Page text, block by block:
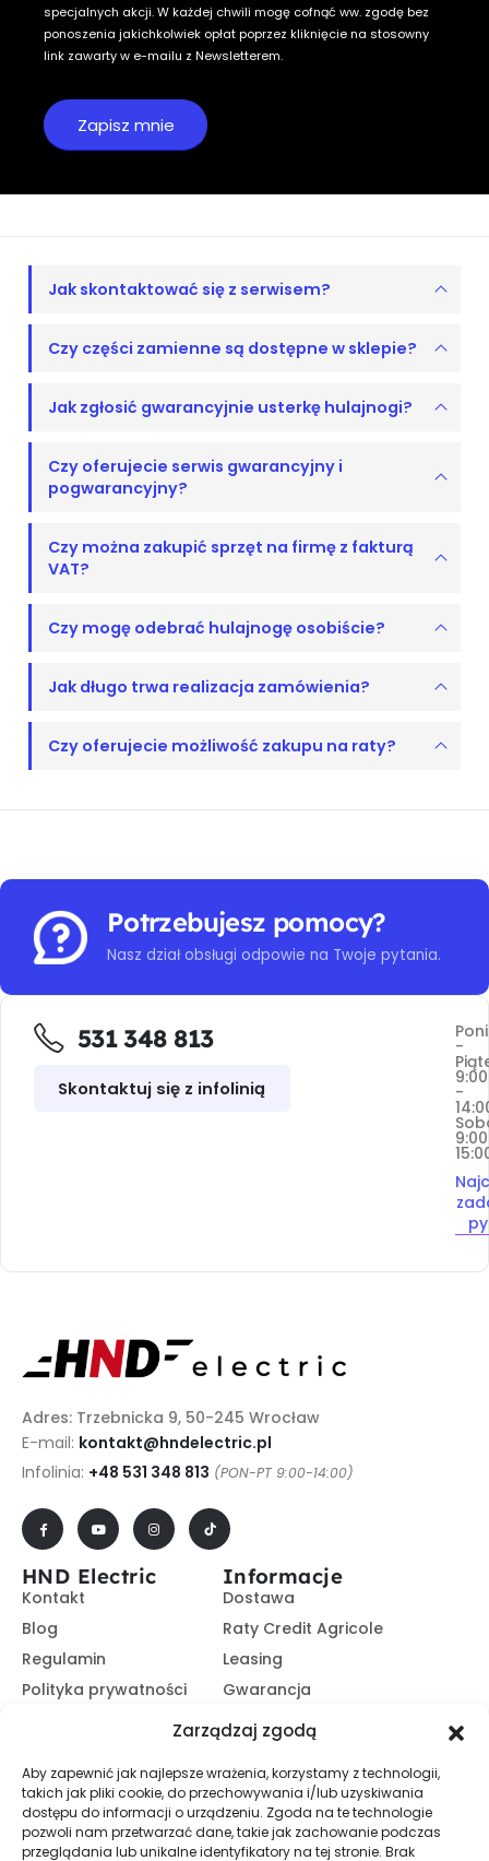
Zarządzaj zgodą
Aby zapewnić jak najlepsze wrażenia, korzystamy z technologii,
takich jak pliki cookie, do przechowywania i/lub uzyskiwania
dostępu do informacji o urządzeniu. Zgoda na te technologie
pozwoli nam przetwarzać dane, takie jak zachowanie podczas
przeglądania lub unikalne identyfikatory na tej stronie. Brak
specjalnych akcji. W każdej chwili mogę cofnąć ww. zgodę bez
ponoszenia jakichkolwiek opłat poprzez kliknięcie na stosowny
link zawarty w e-mailu z Newsletterem.
Jak skontaktować się z serwisem?
Czy części zamienne są dostępne w sklepie?
Jak zgłosić gwarancyjnie usterkę hulajnogi?
Czy oferujecie serwis gwarancyjny i
pogwarancyjny?
Czy można zakupić sprzęt na firmę z fakturą
VAT?
Czy mogę odebrać hulajnogę osobiście?
Jak długo trwa realizacja zamówienia?
Czy oferujecie możliwość zakupu na raty?
Potrzebujesz pomocy?
Nasz dział obsługi odpowie na Twoje pytania.
531 348 813
Skontaktuj się z infolinią
-
9:00
-
Adres: Trzebnicka 9, 50-245 Wrocław
E-mail: kontakt@hndelectric.pl
Infolinia: +48 531 348 813 (PON-PT 9:00-14:00)
HND Electric
Kontakt
Blog
Regulamin
Polityka prywatności
Informacje
Dostawa
Raty Credit Agricole
Leasing
Gwarancja
14 dni na zwrot
Program partnerski
Zasubskrybuj nasz Newsletter